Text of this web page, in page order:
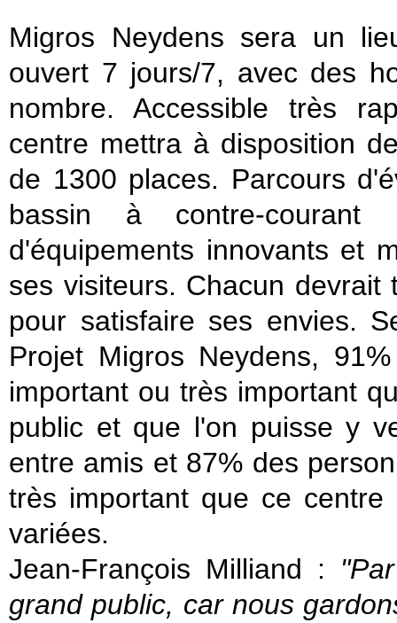
Migros Neydens sera un
ouvert 7 jours/7, avec des
nombre. Accessible très
centre mettra à disposition
de 1300 places. Parcours
bassin à contre-courant
d'équipements innovants et
ses visiteurs. Chacun
pour satisfaire ses envies.
Projet Migros Neydens,
important ou très important
public et que l'on puisse y
entre amis et 87% des
très important que ce
variées.
Jean-François Milliand :
grand public, car nous